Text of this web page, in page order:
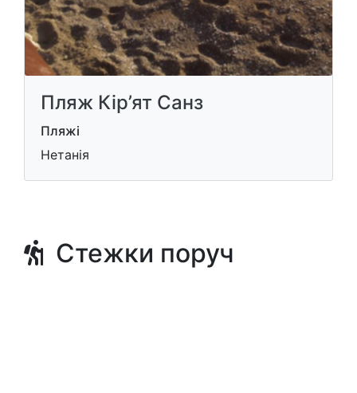
Пляж Кір’ят Санз
Пляжі
Нетанія
Стежки поруч